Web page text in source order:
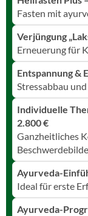
Fasten mit
Verjüngung
Erneuerung für
Entspannung &
Stressabbau
Individuelle
2.800 €
Ganzheitliches
Ayurveda-
Ideal für erste
Ayurveda-